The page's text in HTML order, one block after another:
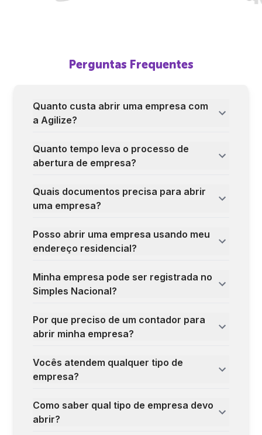
Perguntas Frequentes
Quanto custa abrir uma empresa com
a Agilize?
Quanto tempo leva o processo de
abertura de empresa?
Quais documentos precisa para abrir
uma empresa?
Posso abrir uma empresa usando meu
endereço residencial?
Minha empresa pode ser registrada no
Simples Nacional?
Por que preciso de um contador para
abrir minha empresa?
Vocês atendem qualquer tipo de
empresa?
Como saber qual tipo de empresa devo
abrir?